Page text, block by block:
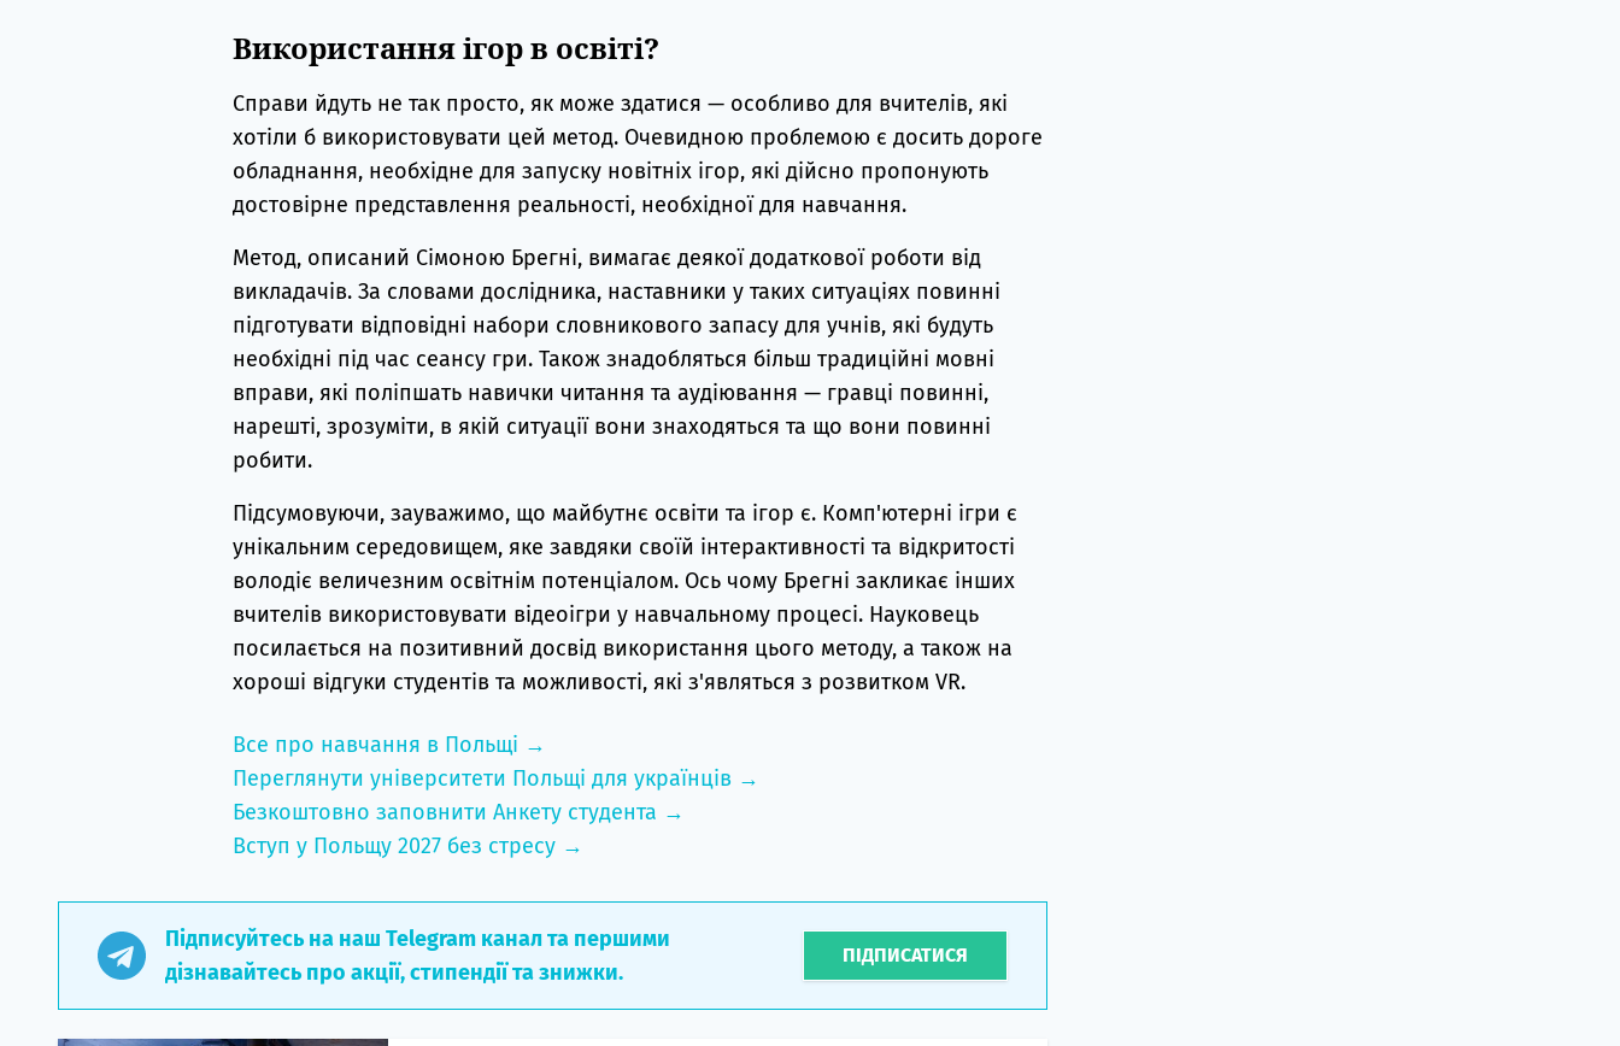
Використання ігор в освіті?
Справи йдуть не так просто, як може здатися — особливо для вчителів, які
хотіли б використовувати цей метод. Очевидною проблемою є досить дороге
обладнання, необхідне для запуску новітніх ігор, які дійсно пропонують
достовірне представлення реальності, необхідної для навчання.
Метод, описаний Сімоною Брегні, вимагає деякої додаткової роботи від
викладачів. За словами дослідника, наставники у таких ситуаціях повинні
підготувати відповідні набори словникового запасу для учнів, які будуть
необхідні під час сеансу гри. Також знадобляться більш традиційні мовні
вправи, які поліпшать навички читання та аудіювання — гравці повинні,
нарешті, зрозуміти, в якій ситуації вони знаходяться та що вони повинні
робити.
Підсумовуючи, зауважимо, що майбутнє освіти та ігор є. Комп'ютерні ігри є
унікальним середовищем, яке завдяки своїй інтерактивності та відкритості
володіє величезним освітнім потенціалом. Ось чому Брегні закликає інших
вчителів використовувати відеоігри у навчальному процесі. Науковець
посилається на позитивний досвід використання цього методу, а також на
хороші відгуки студентів та можливості, які з'являться з розвитком VR.
Все про навчання в Польщі →
Переглянути університети Польщі для українців →
Безкоштовно заповнити Анкету студента →
Вступ у Польщу 2027 без стресу →
Підписуйтесь на наш Telegram канал та першими
дізнавайтесь про акції, стипендії та знижки.
ПІДПИСАТИСЯ